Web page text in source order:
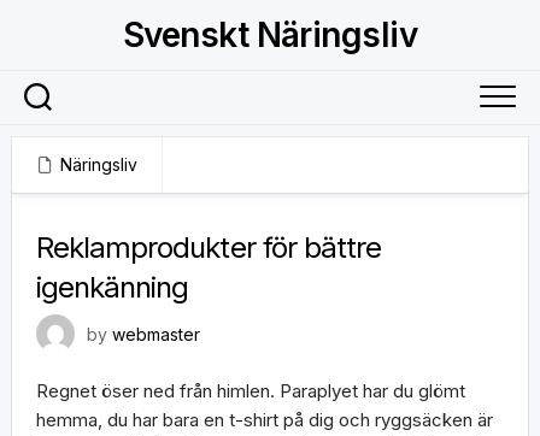
Svenskt Näringsliv
Näringsliv
Reklamprodukter för bättre
igenkänning
by webmaster
Regnet öser ned från himlen. Paraplyet har du glömt
hemma, du har bara en t-shirt på dig och ryggsäcken är